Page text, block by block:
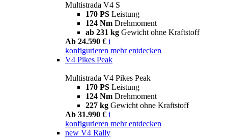
Multistrada V4 S
170 PS Leistung
124 Nm Drehmoment
ab 231 kg Gewicht ohne Kraftstoff
Ab 24.590 € i
konfigurieren mehr entdecken
V4 Pikes Peak
Multistrada V4 Pikes Peak
170 PS Leistung
124 Nm Drehmoment
227 kg Gewicht ohne Kraftstoff
Ab 31.990 € i
konfigurieren mehr entdecken
new V4 Rally